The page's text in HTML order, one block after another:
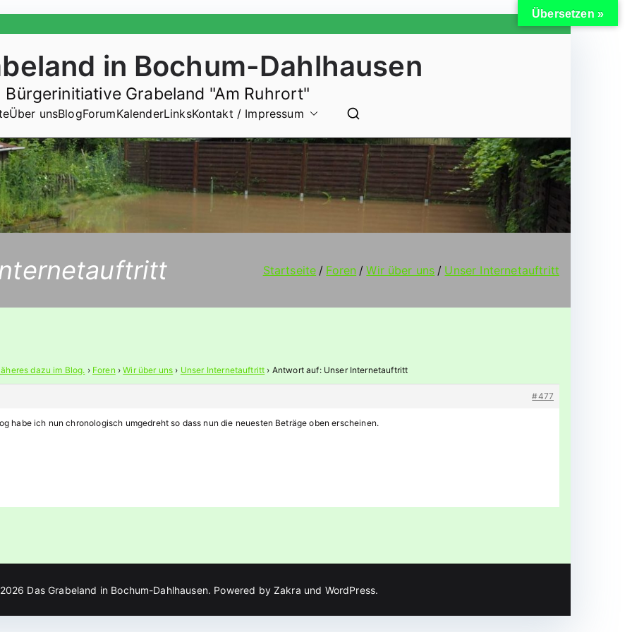
in Bochum-Dahlhausen
Bürgerinitiative Grabeland "Am Ruhrort"
Über unsBlogForumKalenderLinksKontakt / Impressum
Startseite Foren Wir über uns Unser Internetauftritt
dazu im Blog. › Foren › Wir über uns › Unser Internetauftritt › Antwort auf: Unser Internetauftritt
#477
habe ich nun chronologisch umgedreht so dass nun die neuesten Beträge oben erscheinen.
Das Grabeland in Bochum-Dahlhausen. Powered byZakra und WordPress.
Übersetzen »